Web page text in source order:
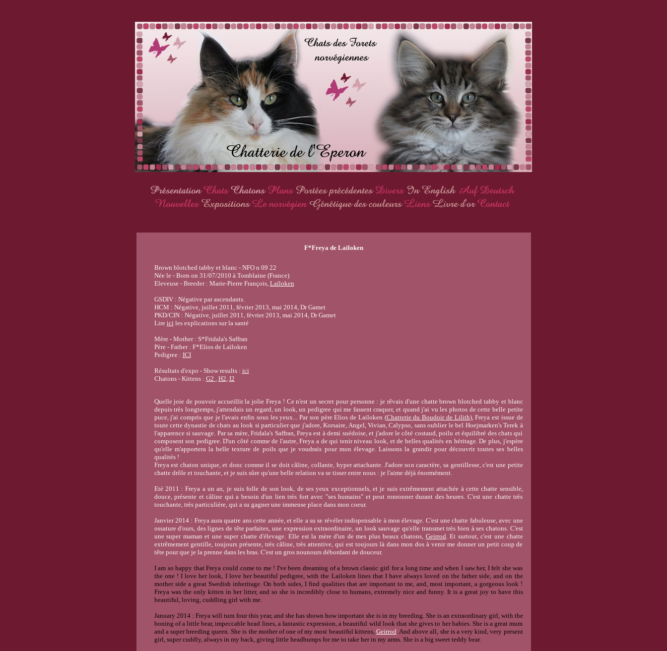
F*Freya de Laïloken
Brown blotched tabby et blanc - NFO n 09 22
Née le - Born on 31/07/2010 à Tomblaine (France)
Eleveuse - Breeder : Marie-Pierre François, Laïloken
GSDIV : Négative par ascendants.
HCM : Négative, juillet 2011, février 2013, mai 2014, Dr Gamet
PKD/CIN : Négative, juillet 2011, février 2013, mai 2014, Dr Gamet
Lire ici les explications sur la santé
Mère - Mother : S*Fridala's Saffran
Père - Father : F*Elios de Laïloken
Pedigree : ICI
Résultats d'expo - Show results : ici
Chatons - Kittens : G2 , H2, I2
Quelle joie de pouvoir accueillir la jolie Freya ! Ce n'est un secret pour personne : je rêvais d'une chatte brown blotched tabby et blanc
depuis très longtemps, j'attendais un regard, un look, un pedigree qui me fassent craquer, et quand j'ai vu les photos de cette belle petite
puce, j'ai compris que je l'avais enfin sous les yeux... Par son père Elios de Lailoken (Chatterie du Boudoir de Lilith), Freya est issue de
toute cette dynastie de chats au look si particulier que j'adore, Korsaire, Angel, Vivian, Calypso, sans oublier le bel Hoejmarken's Terek à
l'apparence si sauvage. Par sa mère, Fridala's Saffran, Freya est à demi suédoise, et j'adore le côté costaud, poilu et équilibré des chats qui
composent son pedigree. D'un côté comme de l'autre, Freya a de qui tenir niveau look, et de belles qualités en héritage. De plus, j'espère
qu'elle m'apportera la belle texture de poils que je voudrais pour mon élevage. Laissons la grandir pour découvrir toutes ses belles
qualités !
Freya est chaton unique, et donc comme il se doit câline, collante, hyper attachante. J'adore son caractère, sa gentillesse, c'est une petite
chatte drôle et touchante, et je suis sûre qu'une belle relation va se tisser entre nous : je l'aime déjà énormément.
Eté 2011 : Freya a un an, je suis folle de son look, de ses yeux exceptionnels, et je suis extrêmement attachée à cette chatte sensible,
douce, présente et câline qui a besoin d'un lien très fort avec "ses humains" et peut ronronner durant des heures. C'est une chatte très
touchante, très particulière, qui a su gagner une immense place dans mon coeur.
Janvier 2014 : Freya aura quatre ans cette année, et elle a su se révéler indispensable à mon élevage. C'est une chatte fabuleuse, avec une
ossature d'ours, des lignes de tête parfaites, une expression extraordinaire, un look sauvage qu'elle transmet très bien à ses chatons. C'est
une super maman et une super chatte d'élevage. Elle est la mère d'un de mes plus beaux chatons, Geirrod. Et surtout, c'est une chatte
extrêmement gentille, toujours présente, très câline, très attentive, qui est toujours là dans mon dos à venir me donner un petit coup de
tête pour que je la prenne dans les bras. C'est un gros nounours débordant de douceur.
I am so happy that Freya could come to me ! I've been dreaming of a brown classic girl for a long time and when I saw her, I felt she was
the one ! I love her look, I love her beautiful pedigree, with the Lailoken lines that I have always loved on the father side, and on the
mother side a great Swedish inheritage. On both sides, I find qualities that are important to me, and, most important, a gorgeous look !
Freya was the only kitten in her litter, and so she is incredibly close to humans, extremely nice and funny. It is a great joy to have this
beautiful, loving, cuddling girl with me.
January 2014 : Freya will turn four this year, and she has shown how important she is in my breeding. She is an extraordinary girl, with the
boning of a little bear, impeccable head lines, a fantastic expression, a beautiful wild look that she gives to her babies. She is a great mum
and a super breeding queen. She is the mother of one of my most beautiful kittens, Geirrod. And above all, she is a very kind, very present
girl, super cuddly, always in my back, giving little headbumps for me to take her in my arms. She is a big sweet teddy bear.